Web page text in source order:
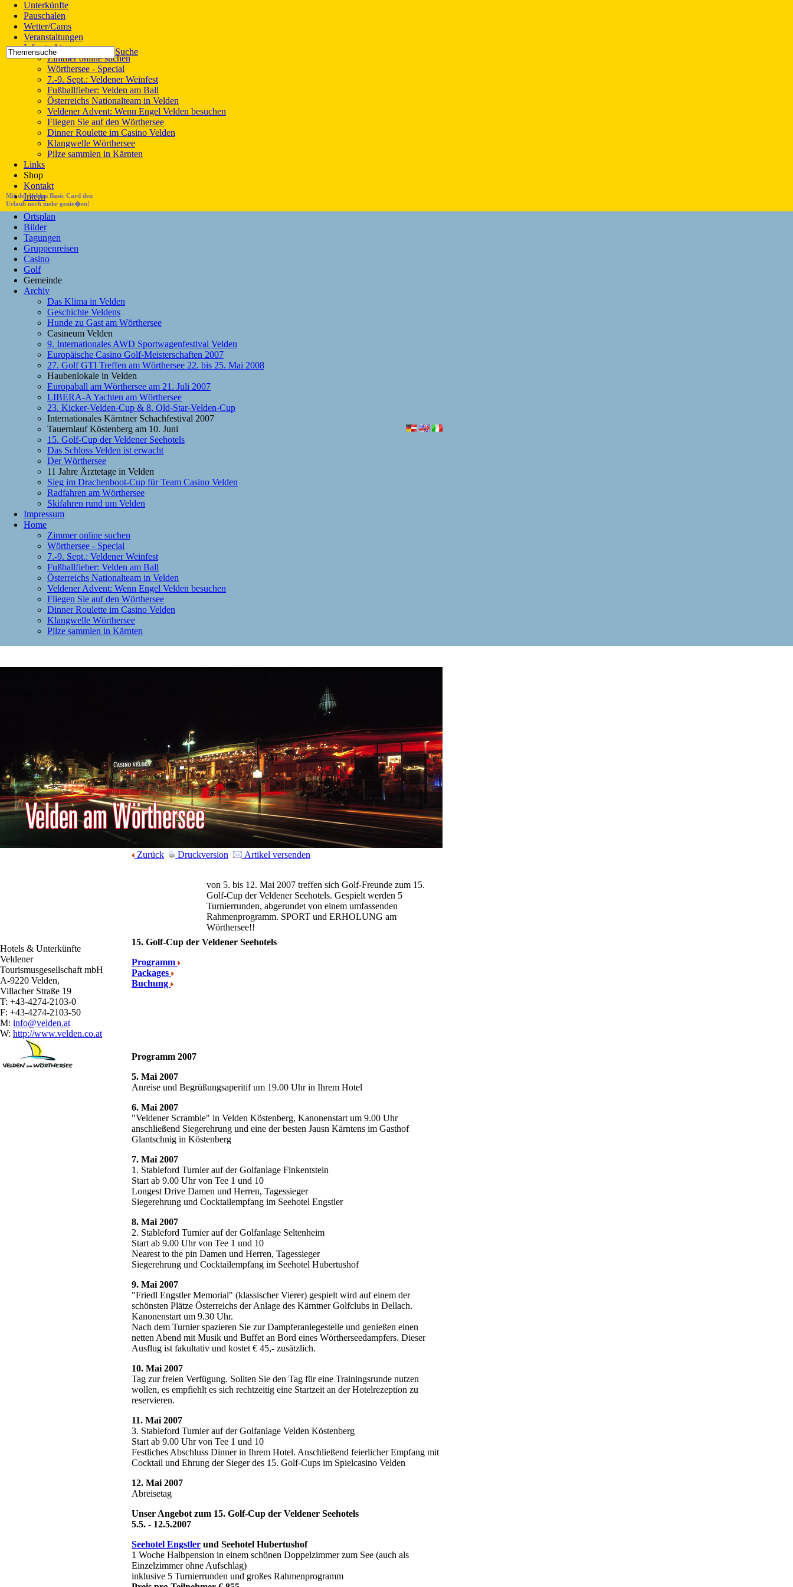
Mit der Velden Basic Card den
Urlaub noch mehr genie�en!
Unterkünfte
Pauschalen
Wetter/Cams
Veranstaltungen
Infrastruktur
Zimmer online suchen
Wörthersee - Special
7.-9. Sept.: Veldener Weinfest
Fußballfieber: Velden am Ball
Österreichs Nationalteam in Velden
Veldener Advent: Wenn Engel Velden besuchen
Fliegen Sie auf den Wörthersee
Dinner Roulette im Casino Velden
Klangwelle Wörthersee
Pilze sammlen in Kärnten
Links
Shop
Kontakt
Intern
Ortsplan
Bilder
Tagungen
Gruppenreisen
Casino
Golf
Gemeinde
Archiv
Das Klima in Velden
Geschichte Veldens
Hunde zu Gast am Wörthersee
Casineum Velden
9. Internationales AWD Sportwagenfestival Velden
Europäische Casino Golf-Meisterschaften 2007
27. Golf GTI Treffen am Wörthersee 22. bis 25. Mai 2008
Haubenlokale in Velden
Europaball am Wörthersee am 21. Juli 2007
LIBERA-A Yachten am Wörthersee
23. Kicker-Velden-Cup & 8. Old-Star-Velden-Cup
Internationales Kärntner Schachfestival 2007
Tauernlauf Köstenberg am 10. Juni
15. Golf-Cup der Veldener Seehotels
Das Schloss Velden ist erwacht
Der Wörthersee
11 Jahre Ärztetage in Velden
Sieg im Drachenboot-Cup für Team Casino Velden
Radfahren am Wörthersee
Skifahren rund um Velden
Impressum
Home
Zimmer online suchen
Wörthersee - Special
7.-9. Sept.: Veldener Weinfest
Fußballfieber: Velden am Ball
Österreichs Nationalteam in Velden
Veldener Advent: Wenn Engel Velden besuchen
Fliegen Sie auf den Wörthersee
Dinner Roulette im Casino Velden
Klangwelle Wörthersee
Pilze sammlen in Kärnten
Suche
Hotels & Unterkünfte
Veldener
Tourismusgesellschaft mbH
A-9220 Velden,
Villacher Straße 19
T: +43-4274-2103-0
F: +43-4274-2103-50
M: info@velden.at
W: http://www.velden.co.at
Zurück Druckversion Artikel versenden
von 5. bis 12. Mai 2007 treffen sich Golf-Freunde zum 15.
Golf-Cup der Veldener Seehotels. Gespielt werden 5
Turnierrunden, abgerundet von einem umfassenden
Rahmenprogramm. SPORT und ERHOLUNG am
Wörthersee!!
15. Golf-Cup der Veldener Seehotels
Programm
Packages
Buchung
Programm 2007
5. Mai 2007
Anreise und Begrüßungsaperitif um 19.00 Uhr in Ihrem Hotel
6. Mai 2007
"Veldener Scramble" in Velden Köstenberg, Kanonenstart um 9.00 Uhr
anschließend Siegerehrung und eine der besten Jausn Kärntens im Gasthof
Glantschnig in Köstenberg
7. Mai 2007
1. Stableford Turnier auf der Golfanlage Finkentstein
Start ab 9.00 Uhr von Tee 1 und 10
Longest Drive Damen und Herren, Tagessieger
Siegerehrung und Cocktailempfang im Seehotel Engstler
8. Mai 2007
2. Stableford Turnier auf der Golfanlage Seltenheim
Start ab 9.00 Uhr von Tee 1 und 10
Nearest to the pin Damen und Herren, Tagessieger
Siegerehrung und Cocktailempfang im Seehotel Hubertushof
9. Mai 2007
"Friedl Engstler Memorial" (klassischer Vierer) gespielt wird auf einem der
schönsten Plätze Österreichs der Anlage des Kärntner Golfclubs in Dellach.
Kanonenstart um 9.30 Uhr.
Nach dem Turnier spazieren Sie zur Dampferanlegestelle und genießen einen
netten Abend mit Musik und Buffet an Bord eines Wörtherseedampfers. Dieser
Ausflug ist fakultativ und kostet € 45,- zusätzlich.
10. Mai 2007
Tag zur freien Verfügung. Sollten Sie den Tag für eine Trainingsrunde nutzen
wollen, es empfiehlt es sich rechtzeitig eine Startzeit an der Hotelrezeption zu
reservieren.
11. Mai 2007
3. Stableford Turnier auf der Golfanlage Velden Köstenberg
Start ab 9.00 Uhr von Tee 1 und 10
Festliches Abschluss Dinner in Ihrem Hotel. Anschließend feierlicher Empfang mit
Cocktail und Ehrung der Sieger des 15. Golf-Cups im Spielcasino Velden
12. Mai 2007
Abreisetag
Unser Angebot zum 15. Golf-Cup der Veldener Seehotels
5.5. - 12.5.2007
Seehotel Engstler und Seehotel Hubertushof
1 Woche Halbpension in einem schönen Doppelzimmer zum See (auch als
Einzelzimmer ohne Aufschlag)
inklusive 5 Turnierrunden und großes Rahmenprogramm